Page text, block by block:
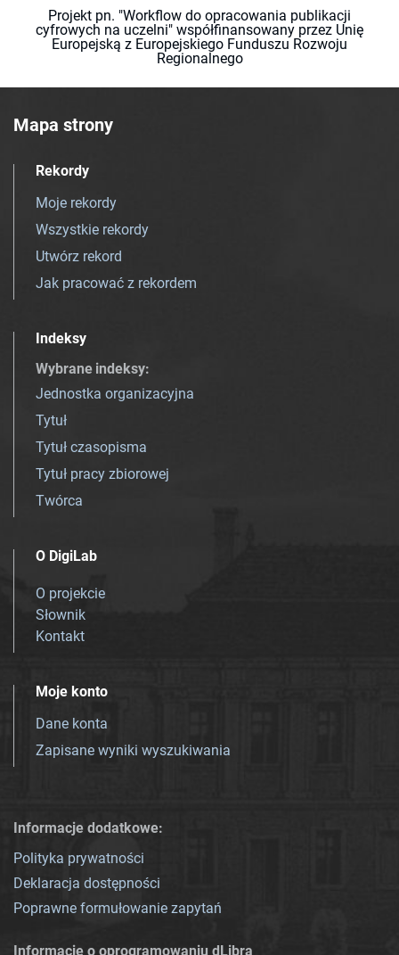
Projekt pn. "Workflow do opracowania publikacji
cyfrowych na uczelni" współfinansowany przez Unię
Europejską z Europejskiego Funduszu Rozwoju
Regionalnego
Mapa strony
Rekordy
Moje rekordy
Wszystkie rekordy
Utwórz rekord
Jak pracować z rekordem
Indeksy
Wybrane indeksy:
Jednostka organizacyjna
Tytuł
Tytuł czasopisma
Tytuł pracy zbiorowej
Twórca
O DigiLab
O projekcie
Słownik
Kontakt
Moje konto
Dane konta
Zapisane wyniki wyszukiwania
Informacje dodatkowe:
Polityka prywatności
Deklaracja dostępności
Poprawne formułowanie zapytań
Informacje o oprogramowaniu dLibra